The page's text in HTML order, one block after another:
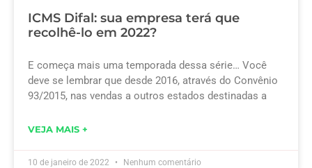
ICMS Difal: sua empresa terá que
recolhê-lo em 2022?
E começa mais uma temporada dessa série… Você
deve se lembrar que desde 2016, através do Convênio
93/2015, nas vendas a outros estados destinadas a
VEJA MAIS +
10 de janeiro de 2022 Nenhum comentário